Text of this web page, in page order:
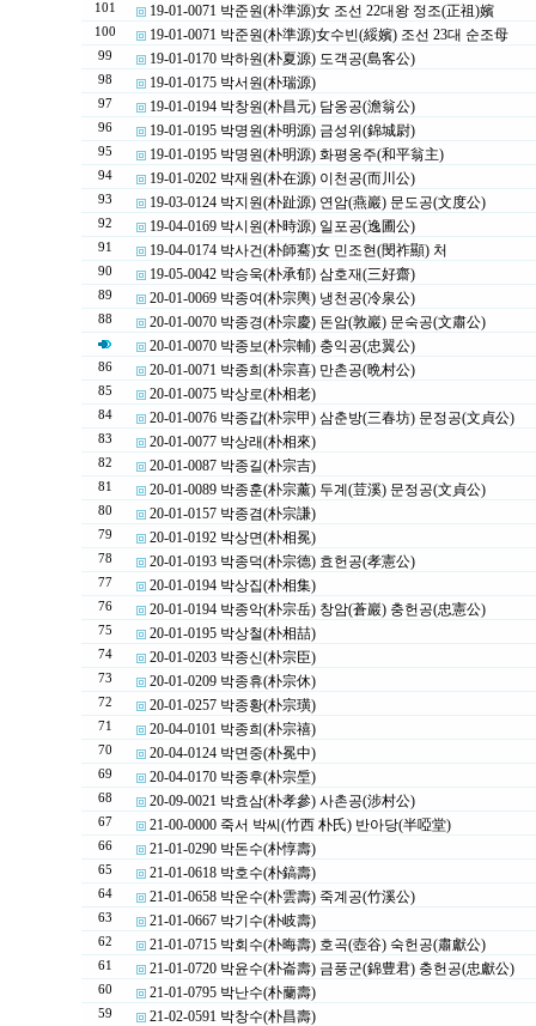
101 19-01-0071 박준원(朴準源)女 조선 22대왕 정조(正祖)嬪
100 19-01-0071 박준원(朴準源)女수빈(綏嬪) 조선 23대 순조母
99 19-01-0170 박하원(朴夏源) 도객공(島客公)
98 19-01-0175 박서원(朴瑞源)
97 19-01-0194 박창원(朴昌元) 담옹공(澹翁公)
96 19-01-0195 박명원(朴明源) 금성위(錦城尉)
95 19-01-0195 박명원(朴明源) 화평옹주(和平翁主)
94 19-01-0202 박재원(朴在源) 이천공(而川公)
93 19-03-0124 박지원(朴趾源) 연암(燕巖) 문도공(文度公)
92 19-04-0169 박시원(朴時源) 일포공(逸圃公)
91 19-04-0174 박사건(朴師騫)女 민조현(閔祚顯) 처
90 19-05-0042 박승욱(朴承郁) 삼호재(三好齋)
89 20-01-0069 박종여(朴宗輿) 냉천공(冷泉公)
88
20-01-0070 박종경(朴宗慶) 돈암(敦巖) 문숙공(文肅公)
20-01-0070 박종보(朴宗輔) 충익공(忠翼公)
86 20-01-0071 박종희(朴宗喜) 만촌공(晩村公)
85 20-01-0075 박상로(朴相老)
84 20-01-0076 박종갑(朴宗甲) 삼춘방(三春坊) 문정공(文貞公)
83 20-01-0077 박상래(朴相來)
82 20-01-0087 박종길(朴宗吉)
81 20-01-0089 박종훈(朴宗薰) 두계(荳溪) 문정공(文貞公)
80 20-01-0157 박종겸(朴宗謙)
79 20-01-0192 박상면(朴相冕)
78 20-01-0193 박종덕(朴宗德) 효헌공(孝憲公)
77 20-01-0194 박상집(朴相集)
76 20-01-0194 박종악(朴宗岳) 창암(蒼巖) 충헌공(忠憲公)
75 20-01-0195 박상철(朴相喆)
74 20-01-0203 박종신(朴宗臣)
73 20-01-0209 박종휴(朴宗休)
72 20-01-0257 박종황(朴宗璜)
71 20-04-0101 박종희(朴宗禧)
70 20-04-0124 박면중(朴冕中)
69 20-04-0170 박종후(朴宗垕)
68 20-09-0021 박효삼(朴孝參) 사촌공(涉村公)
67 21-00-0000 죽서 박씨(竹西 朴氏) 반아당(半啞堂)
66 21-01-0290 박돈수(朴惇壽)
65 21-01-0618 박호수(朴鎬壽)
64 21-01-0658 박운수(朴雲壽) 죽계공(竹溪公)
63 21-01-0667 박기수(朴岐壽)
62 21-01-0715 박회수(朴晦壽) 호곡(壺谷) 숙헌공(肅獻公)
61 21-01-0720 박윤수(朴崙壽) 금풍군(錦豊君) 충헌공(忠獻公)
60 21-01-0795 박난수(朴蘭壽)
59 21-02-0591 박창수(朴昌壽)